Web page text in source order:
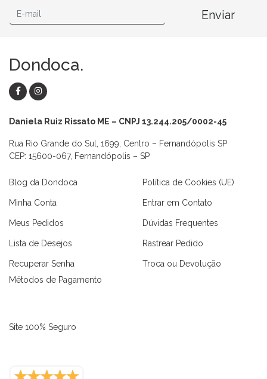
Enviar
Dondoca.
Daniela Ruiz Rissato ME – CNPJ 13.244.205/0002-45
Rua Rio Grande do Sul, 1699, Centro – Fernandópolis SP
CEP: 15600-067, Fernandópolis – SP
Blog da Dondoca
Minha Conta
Meus Pedidos
Lista de Desejos
Recuperar Senha
Política de Cookies (UE)
Entrar em Contato
Dúvidas Frequentes
Rastrear Pedido
Troca ou Devolução
Métodos de Pagamento
Site 100% Seguro